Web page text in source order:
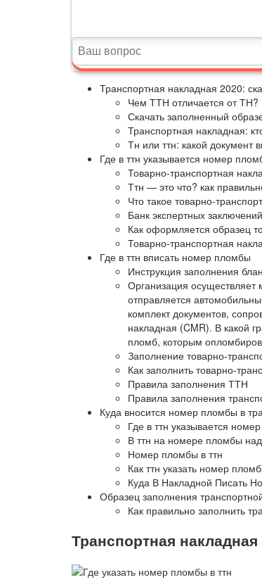
Транспортная накладная 2020:
Чем ТТН отличается от ТН?
Скачать заполненный
Транспортная накладная:
Тн или ттн: какой документ
Где в ттн указывается номер
Товарно-транспортная
Ттн — это что? как
Что такое товарно-
Банк экспертных заключений
Как оформляется образец
Товарно-транспортная
Где в ттн вписать номер пломбы
Инструкция заполнения
Организация осуществляет
отправляется
комплект документов,
накладная (CMR). В какой
пломб, которым
Заполнение товарно-
Как заполнить товарно-
Правила заполнения ТТН
Правила заполнения
Куда вносится номер пломбы в
Где в ттн указывается
В ттн на номере пломбы
Номер пломбы в ттн
Как ттн указать номер
Куда В Накладной Писать
Образец заполнения
Как правильно заполнить
Транспортная